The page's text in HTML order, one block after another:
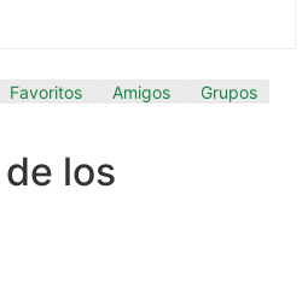
Favoritos Amigos Grupos
los